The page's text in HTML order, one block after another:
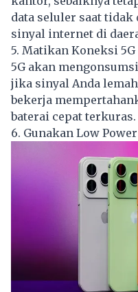
data seluler saat
sinyal internet di
5. Matikan Koneksi 5G
5G akan
jika sinyal Anda
bekerja
baterai cepat terkuras.
6. Gunakan Low